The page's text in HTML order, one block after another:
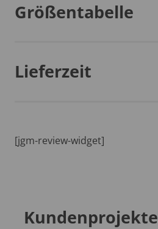
Größentabelle
Lieferzeit
[jgm-review-widget]
Kundenprojekte